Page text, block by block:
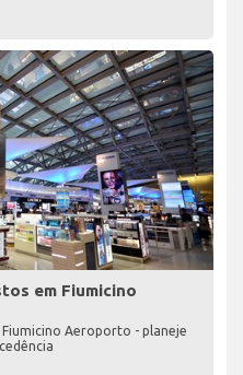
em Fiumicino
Fiumicino Aeroporto - planeje